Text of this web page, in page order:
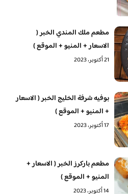
مطعم ملك المندي الخبر (
الاسعار + المنيو + الموقع )
21 أكتوبر، 2023
بوفيه شرفة الخليج الخبر ( الاسعار
+ المنيو + الموقع )
17 أكتوبر، 2023
مطعم باركرز الخبر ( الاسعار +
المنيو + الموقع )
14 أكتوبر، 2023